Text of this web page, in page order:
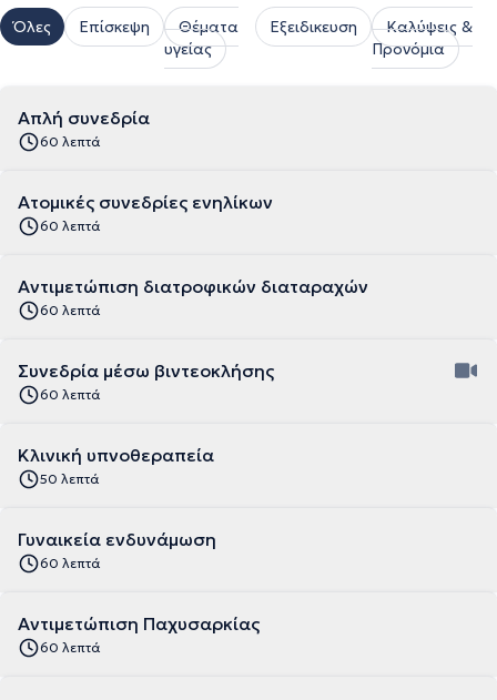
Όλες Επίσκεψη
Θέματα
υγείας
Εξειδικευση
Καλύψεις &
Προνόμια
Απλή συνεδρία
60 λεπτά
Ατομικές συνεδρίες ενηλίκων
60 λεπτά
Αντιμετώπιση διατροφικών διαταραχών
60 λεπτά
Συνεδρία μέσω βιντεοκλήσης
60 λεπτά
Κλινική υπνοθεραπεία
50 λεπτά
Γυναικεία ενδυνάμωση
60 λεπτά
Αντιμετώπιση Παχυσαρκίας
60 λεπτά